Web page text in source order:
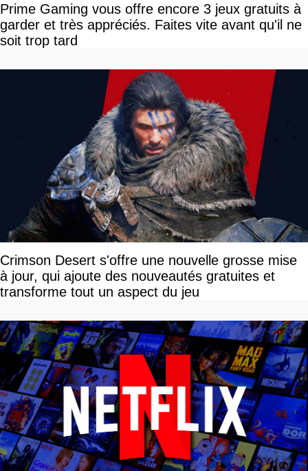
Prime Gaming vous offre encore 3 jeux gratuits à
garder et très appréciés. Faites vite avant qu'il ne
soit trop tard
Crimson Desert s'offre une nouvelle grosse mise
à jour, qui ajoute des nouveautés gratuites et
transforme tout un aspect du jeu